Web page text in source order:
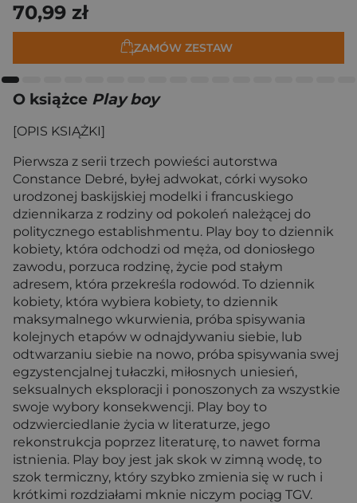
70,99 zł
ZAMÓW ZESTAW
O książce Play boy
[OPIS KSIĄŻKI]
Pierwsza z serii trzech powieści autorstwa
Constance Debré, byłej adwokat, córki wysoko
urodzonej baskijskiej modelki i francuskiego
dziennikarza z rodziny od pokoleń należącej do
politycznego establishmentu. Play boy to dziennik
kobiety, która odchodzi od męża, od doniosłego
zawodu, porzuca rodzinę, życie pod stałym
adresem, która przekreśla rodowód. To dziennik
kobiety, która wybiera kobiety, to dziennik
maksymalnego wkurwienia, próba spisywania
kolejnych etapów w odnajdywaniu siebie, lub
odtwarzaniu siebie na nowo, próba spisywania swej
egzystencjalnej tułaczki, miłosnych uniesień,
seksualnych eksploracji i ponoszonych za wszystkie
swoje wybory konsekwencji. Play boy to
odzwierciedlanie życia w literaturze, jego
rekonstrukcja poprzez literaturę, to nawet forma
istnienia. Play boy jest jak skok w zimną wodę, to
szok termiczny, który szybko zmienia się w ruch i
krótkimi rozdziałami mknie niczym pociąg TGV.